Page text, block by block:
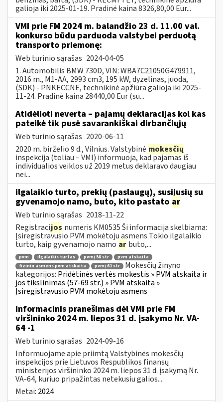
galioja iki 2025-01-19. Pradinė kaina 8326,80,00 Eur...
VMI prie FM 2024 m. balandžio 23 d. 11.00 val.
konkurso būdu parduoda valstybei perduotą
transporto priemonę:
Web turinio sąrašas 2024-04-05
1. Automobilis BMW 730D, VIN: WBA7C21050G479911,
2016 m., M1-AA, 2993 cm3, 195 kW, dyzelinas, juoda,
(SDK) - PNKECCNE, technikinė apžiūra galioja iki 2025-
11-24. Pradinė kaina 28440,00 Eur (su...
Atidėlioti neverta – pajamų deklaracijas kol kas
pateikė tik pusė savarankiškai dirbančiųjų
Web turinio sąrašas 2020-06-11
2020 m. birželio 9 d., Vilnius. Valstybinė mokesčių
inspekcija (toliau – VMI) informuoja, kad pajamas iš
individualios veiklos už 2019 metus deklaravo daugiau
nei...
ilgalaikio turto, prekių (paslaugų), susijusių su
gyvenamojo namo, buto, kito pastato ar
Web turinio sąrašas 2018-11-22
Registracijos numeris KM0535 Ši informacija skelbiama:
Įsiregistravusio PVM mokėtoju asmens Tokio ilgalaikio
turto, kaip gyvenamojo namo ar buto,...
pvm ilgalaikis turtas pvmį 58 str
pvm atskaita
fizinio asmens pvm atskaita
pvmį 61 str
Mokesčių žinyno
kategorijos: Pridėtinės vertės mokestis » PVM atskaita ir
jos tikslinimas (57-69 str.) » PVM atskaita »
Įsiregistravusio PVM mokėtoju asmens
Informacinis pranešimas dėl VMI prie FM
viršininko 2024 m. liepos 31 d. įsakymo Nr. VA-
64 -1
Web turinio sąrašas 2024-09-16
Informuojame apie priimtą Valstybinės mokesčių
inspekcijos prie Lietuvos Respublikos finansų
ministerijos viršininko 2024 m. liepos 31 d. įsakymą Nr.
VA-64, kuriuo pripažintas netekusiu galios...
Metai: 2024